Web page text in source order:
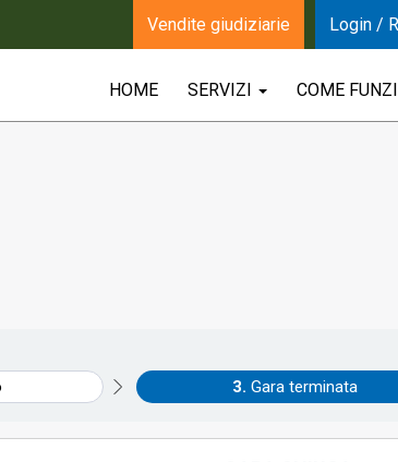
HOME SERVIZI COME
Gara terminata
Vendite giudiziarie Login /